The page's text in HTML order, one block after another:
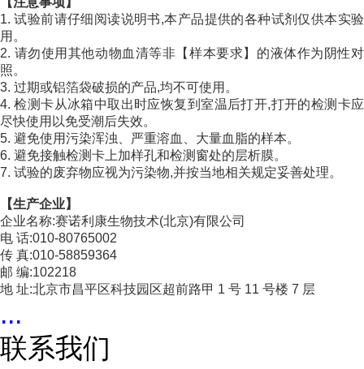
1. 试验前请仔细阅读说明书,本产品提供的各种试剂仅供本实验
用。
2. 请勿使用其他动物血清等非【样本要求】的液体作为阴性对
照。
3. 过期或铝箔袋破损的产品,均不可使用。
4. 检测卡从冰箱中取出时应恢复到室温后打开,打开的检测卡应
尽快使用以免受潮后失效。
5. 避免使用污染浑浊、严重溶血、大量血脂的样本。
6. 避免接触检测卡上加样孔和检测窗处的层析膜。
7. 试验的废弃物应视为污染物,并按当地相关规定妥善处理。
【生产企业】
企业名称:赛诺利康生物技术(北京)有限公司
电 话:010-80765002
传 真:010-58859364
邮 编:102218
地 址:北京市昌平区科技园区超前路甲 1 号 11 号楼 7 层
...
联系我们